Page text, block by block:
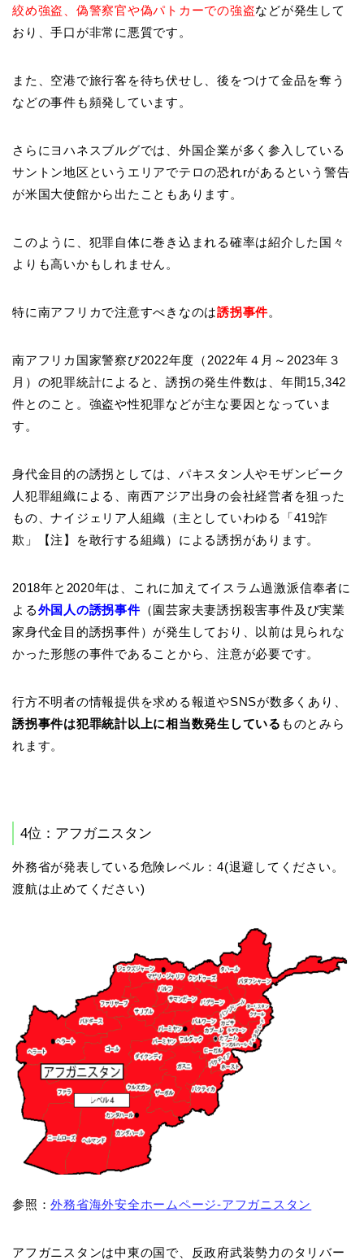
絞め強盗、偽警察官や偽パトカーでの強盗などが発生して
おり、手口が非常に悪質です。
また、空港で旅行客を待ち伏せし、後をつけて金品を奪う
などの事件も頻発しています。
さらにヨハネスブルグでは、外国企業が多く参入している
サントン地区というエリアでテロの恐れrがあるという警告
が米国大使館から出たこともあります。
このように、犯罪自体に巻き込まれる確率は紹介した国々
よりも高いかもしれません。
特に南アフリカで注意すべきなのは誘拐事件。
南アフリカ国家警察び2022年度（2022年４月～2023年３
月）の犯罪統計によると、誘拐の発生件数は、年間15,342
件とのこと。強盗や性犯罪などが主な要因となっていま
す。
身代金目的の誘拐としては、パキスタン人やモザンビーク
人犯罪組織による、南西アジア出身の会社経営者を狙った
もの、ナイジェリア人組織（主としていわゆる「419詐
欺」【注】を敢行する組織）による誘拐があります。
2018年と2020年は、これに加えてイスラム過激派信奉者に
よる外国人の誘拐事件（園芸家夫妻誘拐殺害事件及び実業
家身代金目的誘拐事件）が発生しており、以前は見られな
かった形態の事件であることから、注意が必要です。
行方不明者の情報提供を求める報道やSNSが数多くあり、
誘拐事件は犯罪統計以上に相当数発生している ものとみら
れます。
4位：アフガニスタン
外務省が発表している危険レベル：4(退避してください。
渡航は止めてください)
参照：外務省海外安全ホームページ-アフガニスタン
アフガニスタンは中東の国で、反政府武装勢力のタリバー